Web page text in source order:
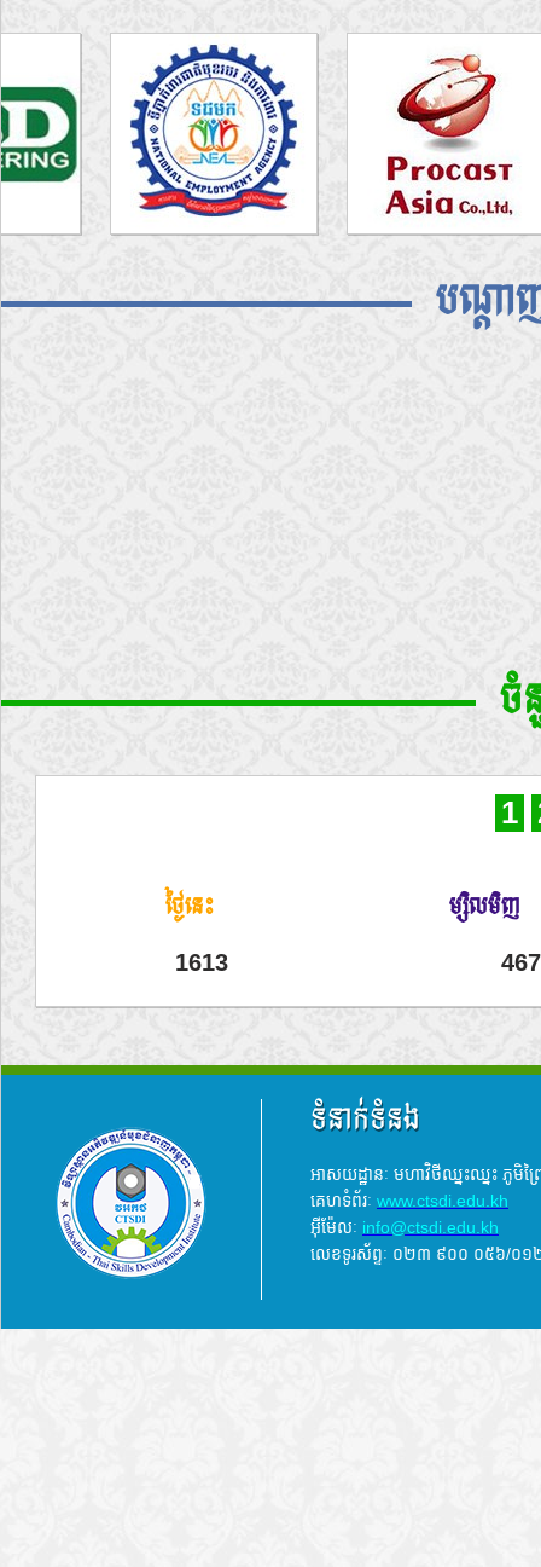
បណ្តា
ចំ
1
ថ្ងៃនេះ
1613
ម្សិលមិញ
ទំនាក់ទំនង
អាសយដ្ឋានៈ មហាវិថីឈ្នះឈ្នះ ភូមិ
គេហទំព័រៈ www.ctsdi.edu.kh
អ៊ីម៉ែលៈ info@ctsdi.edu.kh​
លេខទូរស័ព្ទៈ ០២៣ ៩០០ ០៥៦/